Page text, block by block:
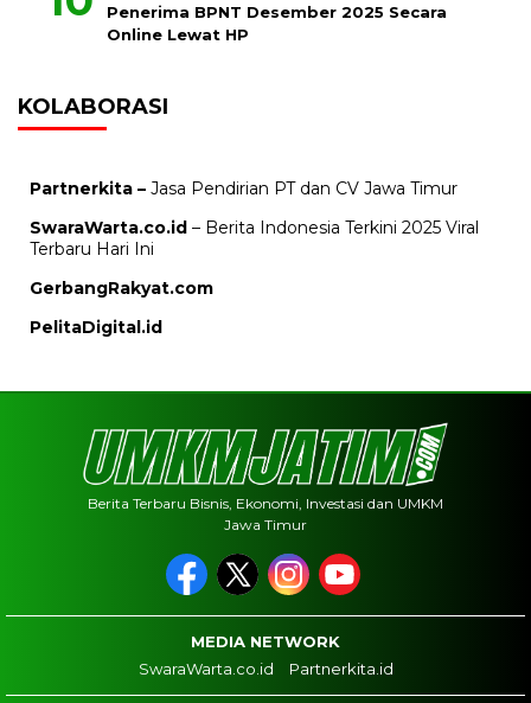
Penerima BPNT Desember 2025 Secara
Online Lewat HP
KOLABORASI
Partnerkita – Jasa Pendirian PT dan CV Jawa Timur
SwaraWarta.co.id – Berita Indonesia Terkini 2025 Viral
Terbaru Hari Ini
GerbangRakyat.com
PelitaDigital.id
Berita Terbaru Bisnis, Ekonomi, Investasi dan UMKM
Jawa Timur
MEDIA NETWORK
SwaraWarta.co.id
Partnerkita.id